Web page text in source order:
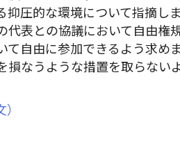
抑圧的な環境について指摘
代表との協議において自由
て自由に参加できるよう求め
損なうような措置を取らない